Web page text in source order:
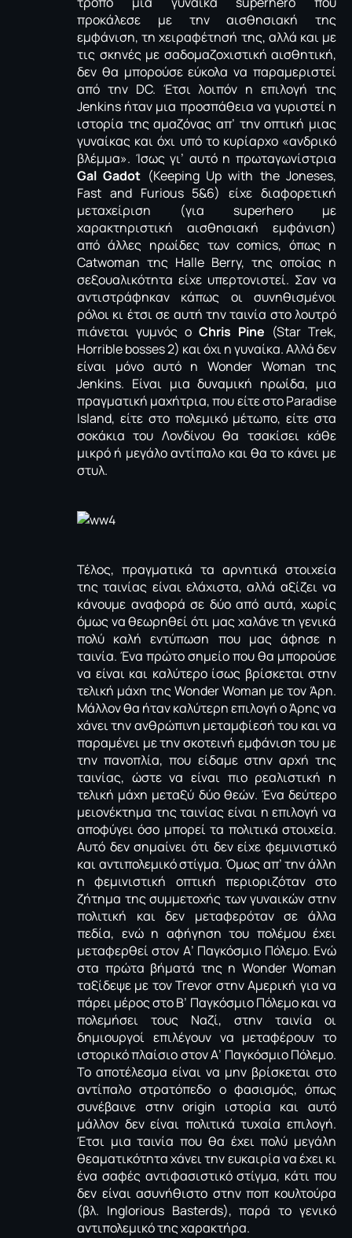
προκάλεσε με την αισθησιακή της
εμφάνιση, τη χειραφέτησή της, αλλά και με
τις σκηνές με σαδομαζοχιστική αισθητική,
δεν θα μπορούσε εύκολα να παραμεριστεί
από την DC. Έτσι λοιπόν η επιλογή της
Jenkins ήταν μια προσπάθεια να γυριστεί η
ιστορία της αμαζόνας απ’ την οπτική μιας
γυναίκας και όχι υπό το κυρίαρχο «ανδρικό
βλέμμα». Ίσως γι’ αυτό η πρωταγωνίστρια
Gal Gadot (Keeping Up with the Joneses,
Fast and Furious 5&6) είχε διαφορετική
μεταχείριση (για superhero με
χαρακτηριστική αισθησιακή εμφάνιση)
από άλλες ηρωίδες των comics, όπως η
Catwoman της Halle Berry, της οποίας η
σεξουαλικότητα είχε υπερτονιστεί. Σαν να
αντιστράφηκαν κάπως οι συνηθισμένοι
ρόλοι κι έτσι σε αυτή την ταινία στο λουτρό
πιάνεται γυμνός ο Chris Pine (Star Trek,
Horrible bosses 2) και όχι η γυναίκα. Αλλά δεν
είναι μόνο αυτό η Wonder Woman της
Jenkins. Είναι μια δυναμική ηρωίδα, μια
πραγματική μαχήτρια, που είτε στο Paradise
Island, είτε στο πολεμικό μέτωπο, είτε στα
σοκάκια του Λονδίνου θα τσακίσει κάθε
μικρό ή μεγάλο αντίπαλο και θα το κάνει με
στυλ.
Τέλος, πραγματικά τα αρνητικά στοιχεία
της ταινίας είναι ελάχιστα, αλλά αξίζει να
κάνουμε αναφορά σε δύο από αυτά, χωρίς
όμως να θεωρηθεί ότι μας χαλάνε τη γενικά
πολύ καλή εντύπωση που μας άφησε η
ταινία. Ένα πρώτο σημείο που θα μπορούσε
να είναι και καλύτερο ίσως βρίσκεται στην
τελική μάχη της Wonder Woman με τον Άρη.
Μάλλον θα ήταν καλύτερη επιλογή ο Άρης να
χάνει την ανθρώπινη μεταμφίεσή του και να
παραμένει με την σκοτεινή εμφάνιση του με
την πανοπλία, που είδαμε στην αρχή της
ταινίας, ώστε να είναι πιο ρεαλιστική η
τελική μάχη μεταξύ δύο θεών. Ένα δεύτερο
μειονέκτημα της ταινίας είναι η επιλογή να
αποφύγει όσο μπορεί τα πολιτικά στοιχεία.
Αυτό δεν σημαίνει ότι δεν είχε φεμινιστικό
και αντιπολεμικό στίγμα. Όμως απ’ την άλλη
η φεμινιστική οπτική περιοριζόταν στο
ζήτημα της συμμετοχής των γυναικών στην
πολιτική και δεν μεταφερόταν σε άλλα
πεδία, ενώ η αφήγηση του πολέμου έχει
μεταφερθεί στον Α’ Παγκόσμιο Πόλεμο. Ενώ
στα πρώτα βήματά της η Wonder Woman
ταξίδεψε με τον Trevor στην Αμερική για να
πάρει μέρος στο Β’ Παγκόσμιο Πόλεμο και να
πολεμήσει τους Ναζί, στην ταινία οι
δημιουργοί επιλέγουν να μεταφέρουν το
ιστορικό πλαίσιο στον Α’ Παγκόσμιο Πόλεμο.
Το αποτέλεσμα είναι να μην βρίσκεται στο
αντίπαλο στρατόπεδο ο φασισμός, όπως
συνέβαινε στην origin ιστορία και αυτό
μάλλον δεν είναι πολιτικά τυχαία επιλογή.
Έτσι μια ταινία που θα έχει πολύ μεγάλη
θεαματικότητα χάνει την ευκαιρία να έχει κι
ένα σαφές αντιφασιστικό στίγμα, κάτι που
δεν είναι ασυνήθιστο στην ποπ κουλτούρα
(βλ. Inglorious Basterds), παρά το γενικό
αντιπολεμικό της χαρακτήρα.